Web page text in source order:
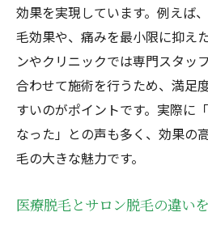
ト
メンズ脱毛静岡で賢
静岡市で注目のメンズ脱
静岡市メンズ脱毛の
介
静岡メンズ脱毛おす
ント
効果を実現しています。例えば
毛効果や、痛みを最小限に抑え
ンやクリニックでは専門スタッ
合わせて施術を行うため、満足
すいのがポイントです。実際に
なった」との声も多く、効果の
毛の大きな魅力です。
医療脱毛とサロン脱毛の違い